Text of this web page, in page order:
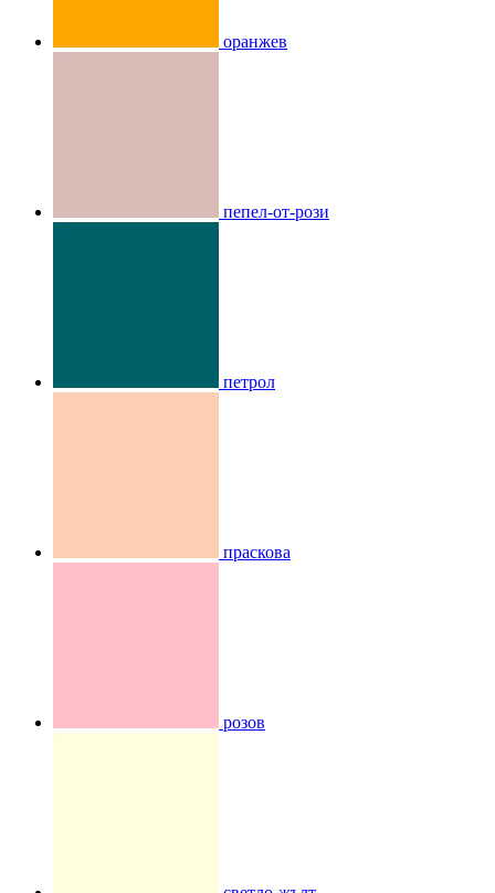
оранжев
пепел-от-рози
петрол
праскова
розов